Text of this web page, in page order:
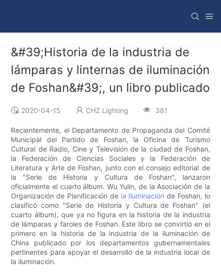
&#39;Historia de la industria de
lámparas y linternas de iluminación
de Foshan&#39;, un libro publicado
2020-04-15 CHZ Lighting 381
Recientemente, el Departamento de Propaganda del Comité
Municipal del Partido de Foshan, la Oficina de Turismo
Cultural de Radio, Cine y Televisión de la ciudad de Foshan,
la Federación de Ciencias Sociales y la Federación de
Literatura y Arte de Foshan, junto con el consejo editorial de
la "Serie de Historia y Cultura de Foshan", lanzaron
oficialmente el cuarto álbum. Wu Yulin, de la Asociación de la
Organización de Planificación de la Iluminación de Foshan, lo
clasificó como "Serie de Historia y Cultura de Foshan" (el
cuarto álbum), que ya no figura en la historia de la industria
de lámparas y faroles de Foshan. Este libro se convirtió en el
primero en la historia de la industria de la iluminación de
China publicado por los departamentos gubernamentales
pertinentes para apoyar el desarrollo de la industria local de
la iluminación.